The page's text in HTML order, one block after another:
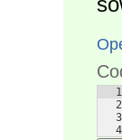
1
2
3
4